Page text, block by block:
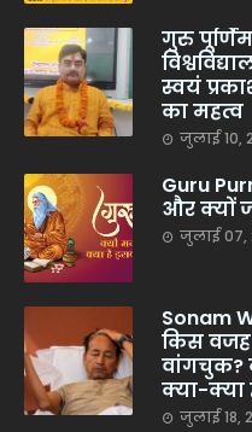
गुरु
स्वयं
का महत्व
जुलाई 10,
Guru
और क्यों
जुलाई 07,
Sonam
किस
क्या-
जुलाई 18,